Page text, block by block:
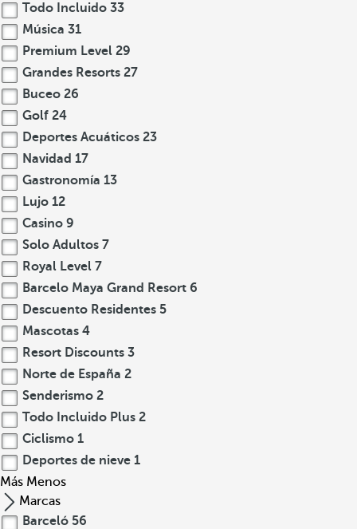
Todo Incluido 33
Música 31
Premium Level 29
Grandes Resorts 27
Buceo 26
Golf 24
Deportes Acuáticos 23
Navidad 17
Gastronomía 13
Lujo 12
Casino 9
Solo Adultos 7
Royal Level 7
Barcelo Maya Grand Resort 6
Descuento Residentes 5
Mascotas 4
Resort Discounts 3
Norte de España 2
Senderismo 2
Todo Incluido Plus 2
Ciclismo 1
Deportes de nieve 1
Más Menos
Marcas
Barceló 56